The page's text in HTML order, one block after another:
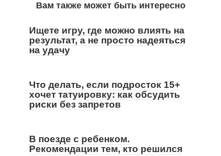
Вам также может быть интересно
Ищете игру, где можно влиять на
результат, а не просто надеяться
на удачу
Что делать, если подросток 15+
хочет татуировку: как обсудить
риски без запретов
В поезде с ребенком.
Рекомендации тем, кто решился